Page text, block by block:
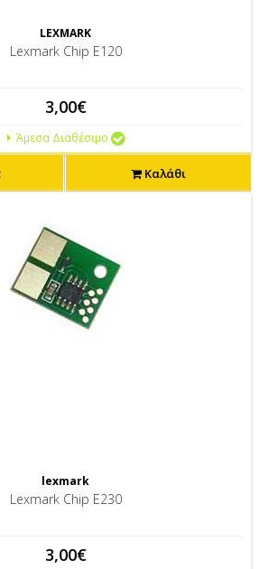
LEXMARK
Lexmark Chip E120
3,00€
Άμεσα Διαθέσιμο
Καλάθι
lexmark
Lexmark Chip E230
3,00€